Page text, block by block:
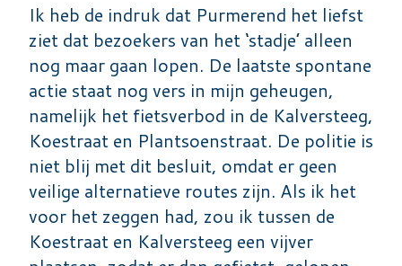
Ik heb de indruk dat Purmerend het liefst
ziet dat bezoekers van het ‘stadje’ alleen
nog maar gaan lopen. De laatste spontane
actie staat nog vers in mijn geheugen,
namelijk het fietsverbod in de Kalversteeg,
Koestraat en Plantsoenstraat. De politie is
niet blij met dit besluit, omdat er geen
veilige alternatieve routes zijn. Als ik het
voor het zeggen had, zou ik tussen de
Koestraat en Kalversteeg een vijver